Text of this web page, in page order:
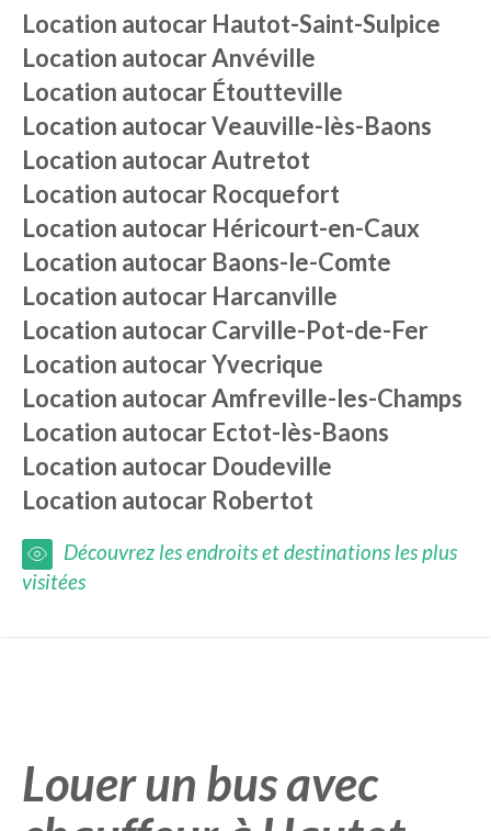
Location autocar Hautot-Saint-Sulpice
Location autocarAnvéville
Location autocar Étoutteville
Location autocarVeauville-lès-Baons
Location autocarAutretot
Location autocar Rocquefort
Location autocar Héricourt-en-Caux
Location autocar Baons-le-Comte
Location autocar Harcanville
Location autocarCarville-Pot-de-Fer
Location autocarYvecrique
Location autocarAmfreville-les-Champs
Location autocar Ectot-lès-Baons
Location autocar Doudeville
Location autocar Robertot
Découvrez les endroits et destinations les plus
visitées
Louer un bus avec